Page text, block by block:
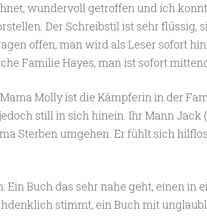
wundervoll getroffen und ich
Der Schreibstil ist sehr flüssig,
offen, man wird als Leser sofort
Familie Hayes, man ist sofort
Molly ist die Kämpferin in der
still in sich hinein. Ihr Mann Jack
Sterben umgehen. Er fühlt sich
Ein Buch das sehr nahe geht, einen in
stimmt, ein Buch mit